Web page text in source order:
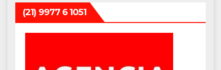
(21) 9977 6 1051